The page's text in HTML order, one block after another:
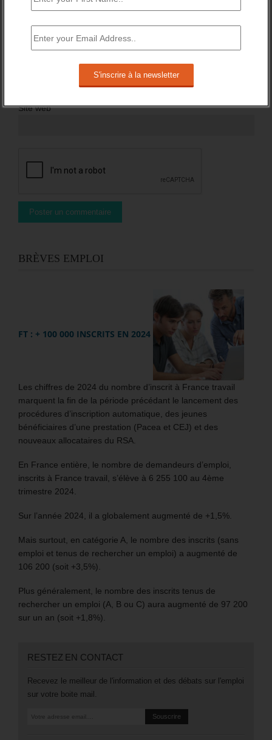
Site web
BRÈVES EMPLOI
FT : + 100 000 INSCRITS EN 2024
Les chiffres de 2024 du nombre d’inscrit à France travail
marquent la fin de la période précédant le lancement des
procédures d’inscription automatique, des jeunes
bénéficiaires d’une prestation (Pacea et CEJ) et des
nouveaux allocataires du RSA.
En France entière, le nombre de demandeurs d’emploi,
inscrits à France travail, s’élève à 6 255 100 au 4ème
trimestre 2024.
Sur l’année 2024, il a globalement augmenté de +1,5%.
Mais surtout, en catégorie A, le nombre des inscrits (sans
emploi et tenus de rechercher un emploi) a augmenté de
106 200 (soit +3,5%).
Plus généralement, le nombre des inscrits tenus de
rechercher un emploi (A, B ou C) aura augmenté de 97 200
sur un an (soit +1,8%).
RESTEZ EN CONTACT
Recevez le meilleur de l'information et des débats sur l'emploi
sur votre boite mail.